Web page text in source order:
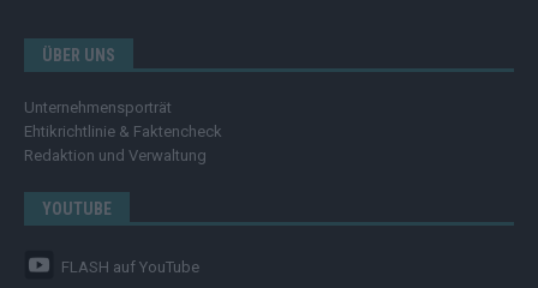
ÜBER UNS
Unternehmensporträt
Ehtikrichtlinie & Faktencheck
Redaktion und Verwaltung
YOUTUBE
FLASH auf YouTube